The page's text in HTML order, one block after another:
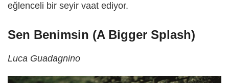
eğlenceli bir seyir vaat ediyor.
Sen Benimsin (A Bigger Splash)
Luca Guadagnino